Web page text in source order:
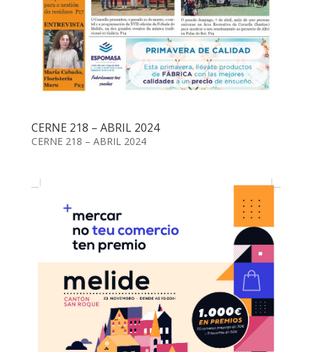
CERNE 218 – ABRIL 2024
CERNE 218 – ABRIL 2024